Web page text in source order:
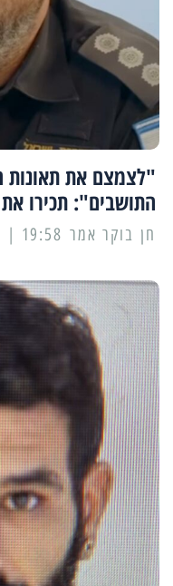
"לצמצם את תאונות
התושבים": תכירו
19:58 | 30/03/2025